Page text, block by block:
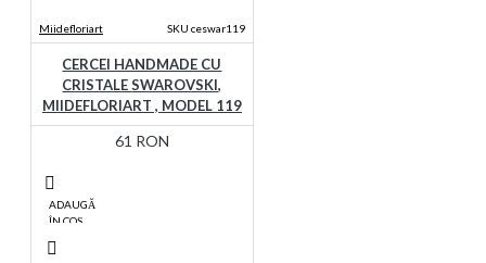
Miidefloriart SKU ceswar119
CERCEI HANDMADE CU
CRISTALE SWAROVSKI,
MIIDEFLORIART , MODEL 119
61 RON
ADAUGĂ
ÎN COŞ